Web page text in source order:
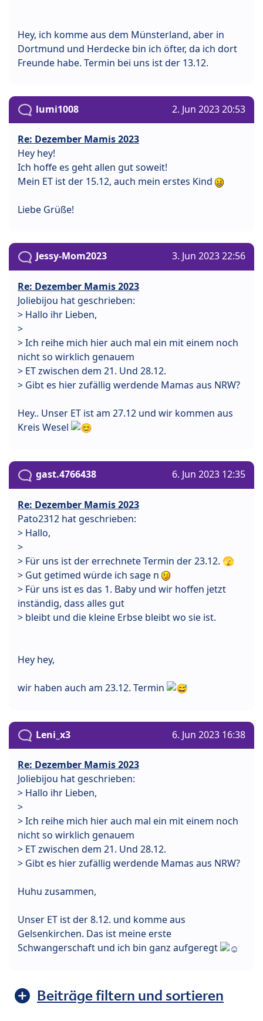
Hey, ich komme aus dem Münsterland, aber in
Dortmund und Herdecke bin ich öfter, da ich dort
Freunde habe. Termin bei uns ist der 13.12.
lumi1008 2. Jun 2023 20:53
Re: Dezember Mamis 2023
Hey hey!
Ich hoffe es geht allen gut soweit!
Mein ET ist der 15.12, auch mein erstes Kind
Liebe Grüße!
Jessy-Mom2023 3. Jun 2023 22:56
Re: Dezember Mamis 2023
Joliebijou hat geschrieben:
> Hallo ihr Lieben,
>
> Ich reihe mich hier auch mal ein mit einem noch
nicht so wirklich genauem
> ET zwischen dem 21. Und 28.12.
> Gibt es hier zufällig werdende Mamas aus NRW?
Hey.. Unser ET ist am 27.12 und wir kommen aus
Kreis Wesel
gast.4766438 6. Jun 2023 12:35
Re: Dezember Mamis 2023
Pato2312 hat geschrieben:
> Hallo,
>
> Für uns ist der errechnete Termin der 23.12. 🫣
> Gut getimed würde ich sage n
> Für uns ist es das 1. Baby und wir hoffen jetzt
inständig, dass alles gut
> bleibt und die kleine Erbse bleibt wo sie ist.
Hey hey,
wir haben auch am 23.12. Termin
Leni_x3 6. Jun 2023 16:38
Re: Dezember Mamis 2023
Joliebijou hat geschrieben:
> Hallo ihr Lieben,
>
> Ich reihe mich hier auch mal ein mit einem noch
nicht so wirklich genauem
> ET zwischen dem 21. Und 28.12.
> Gibt es hier zufällig werdende Mamas aus NRW?
Huhu zusammen,
Unser ET ist der 8.12. und komme aus
Gelsenkirchen. Das ist meine erste
Schwangerschaft und ich bin ganz aufgeregt
Beiträge filtern und sortieren